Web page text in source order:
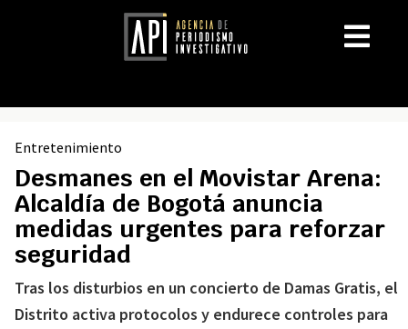
Entretenimiento
Desmanes en el Movistar Arena:
Alcaldía de Bogotá anuncia
medidas urgentes para reforzar
seguridad
Tras los disturbios en un concierto de Damas Gratis, el
Distrito activa protocolos y endurece controles para